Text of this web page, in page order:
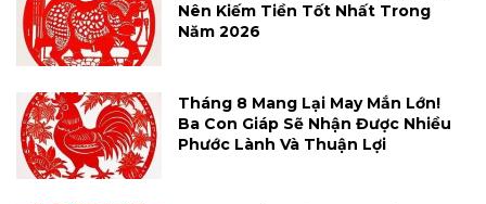
Nên Kiếm Tiền Tốt Nhất Trong
Năm 2026
Tháng 8 Mang Lại May Mắn Lớn!
Ba Con Giáp Sẽ Nhận Được Nhiều
Phước Lành Và Thuận Lợi